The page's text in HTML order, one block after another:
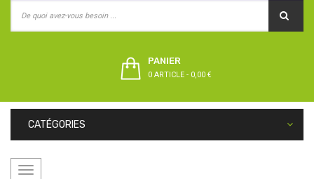
PANIER
0 ARTICLE - 0,00 €
CATÉGORIES
Basculer